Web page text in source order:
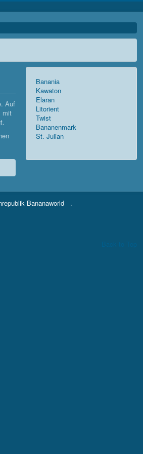
Auf
mit
Banania
Kawaton
Elaran
Litorient
Twist
Bananenmark
St. Julian
Bananaworld
.
Back to Top